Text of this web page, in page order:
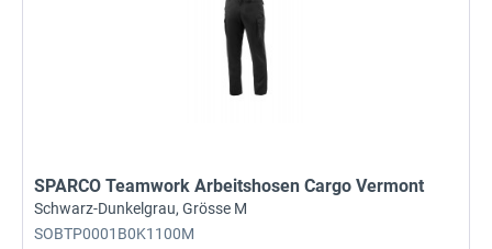
SPARCO Teamwork Arbeitshosen Cargo Vermont
Schwarz-Dunkelgrau, Grösse M
SOBTP0001B0K1100M